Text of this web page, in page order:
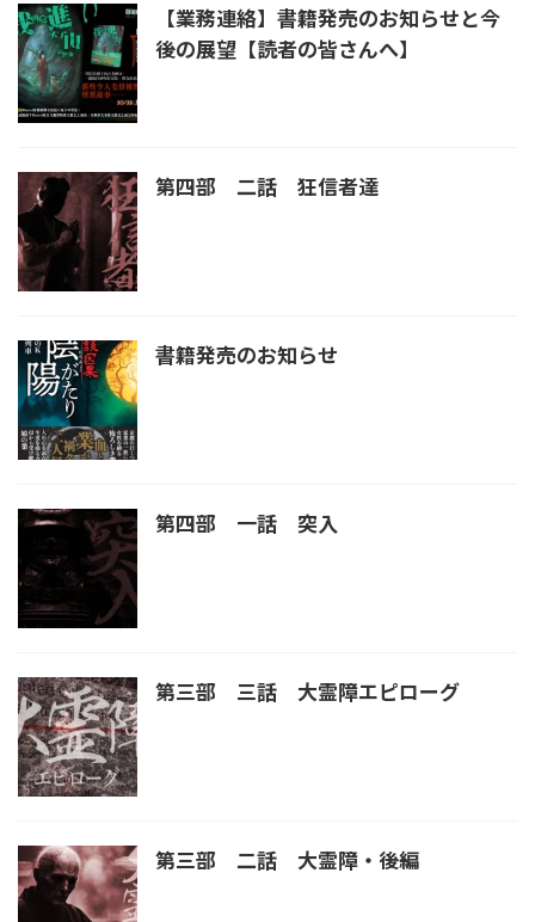
【業務連絡】書籍発売のお知らせと今
後の展望【読者の皆さんへ】
第四部 二話 狂信者達
書籍発売のお知らせ
第四部 一話 突入
第三部 三話 大霊障エピローグ
第三部 二話 大霊障・後編